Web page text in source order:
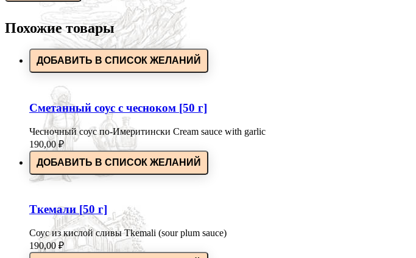
Похожие товары
ДОБАВИТЬ В СПИСОК ЖЕЛАНИЙ
Сметанный соус с чесноком [50 г]
Чесночный соус по-Имеритински Cream sauce with garlic
190,00₽
ДОБАВИТЬ В СПИСОК ЖЕЛАНИЙ
Ткемали [50 г]
Соус из кислой сливы Tkemali (sour plum sauce)
190,00 ₽